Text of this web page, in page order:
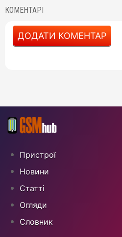
КОМЕНТАРІ
ДОДАТИ КОМЕНТАР
Пристрої
Новини
Статті
Огляди
Cловник